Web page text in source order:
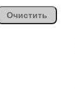
Очистить